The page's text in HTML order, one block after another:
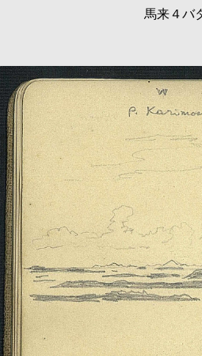
馬来４バ